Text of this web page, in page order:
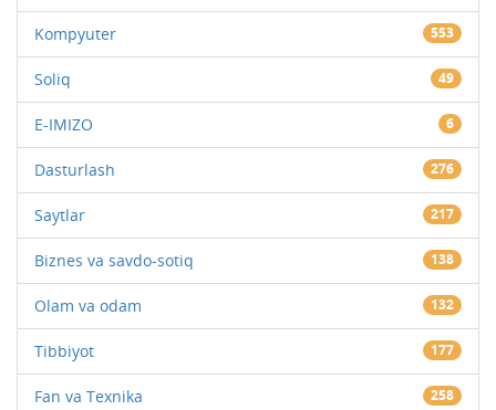
Kompyuter 553
Soliq 49
E-IMIZO 6
Dasturlash 276
Saytlar 217
Biznes va savdo-sotiq 138
Olam va odam 132
Tibbiyot 177
Fan va Texnika 258